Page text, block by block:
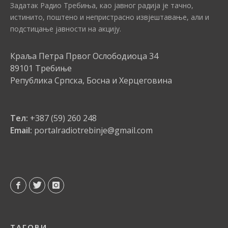
Задатак Радио Требиња, као јавног радија је тачно,
истинито, поштено и непристрасно извјештавање, али и
подстицање јавности на акцију.
Краља Петра Првог Ослободиоца 34
89101 Требиње
Република Српска, Босна и Херцеговина
Тел: +387 (59) 260 248
Email: portalradiotrebinje@gmail.com